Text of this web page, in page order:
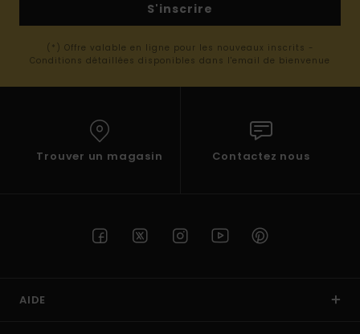
S'inscrire
(*) Offre valable en ligne pour les nouveaux inscrits -
Conditions détaillées disponibles dans l'email de bienvenue
Trouver un magasin Contactez nous
AIDE